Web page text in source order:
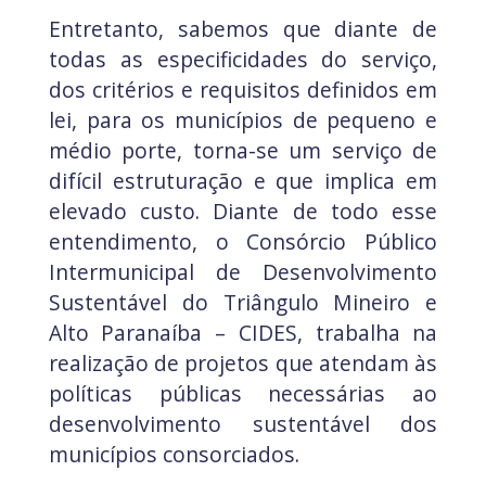
Entretanto, sabemos que diante de
todas as especificidades do serviço,
dos critérios e requisitos definidos em
lei, para os municípios de pequeno e
médio porte, torna-se um serviço de
difícil estruturação e que implica em
elevado custo. Diante de todo esse
entendimento, o Consórcio Público
Intermunicipal de Desenvolvimento
Sustentável do Triângulo Mineiro e
Alto Paranaíba – CIDES, trabalha na
realização de projetos que atendam às
políticas públicas necessárias ao
desenvolvimento sustentável dos
municípios consorciados.